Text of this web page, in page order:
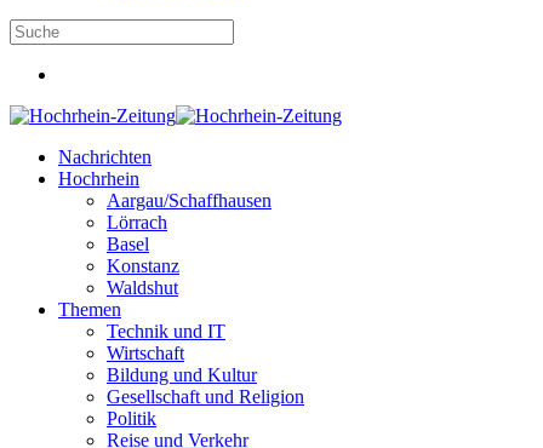
Nachrichten
Hochrhein
Aargau/Schaffhausen
Lörrach
Basel
Konstanz
Waldshut
Themen
Technik und IT
Wirtschaft
Bildung und Kultur
Gesellschaft und Religion
Politik
Reise und Verkehr